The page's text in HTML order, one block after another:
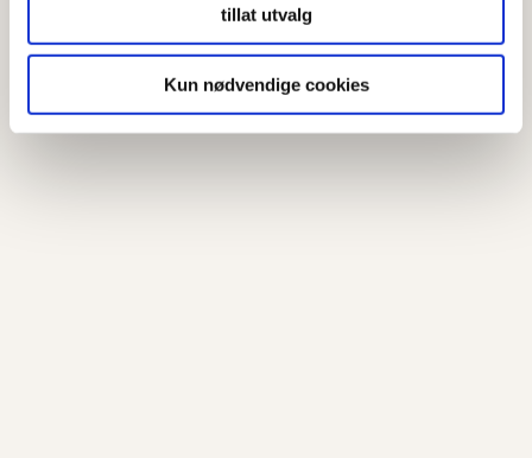
tillat utvalg
Kun nødvendige cookies